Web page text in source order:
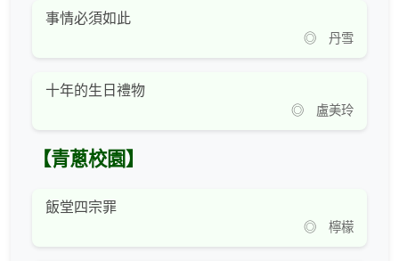
事情必須如此
◎ 丹雪
十年的生日禮物
◎ 盧美玲
【青蔥校園】
飯堂四宗罪
◎ 檸檬